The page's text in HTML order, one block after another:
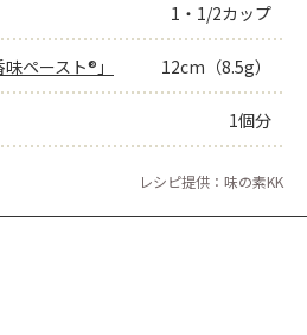
1・1/2カップ
ペースト®」 12cm（8.5g）
1個分
レシピ提供：味の素KK